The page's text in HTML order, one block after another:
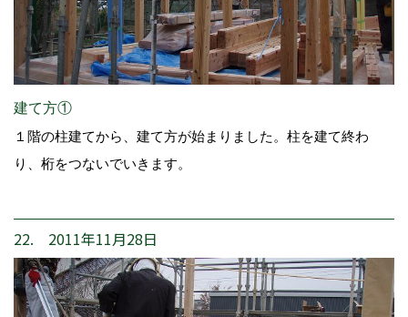
建て方①
１階の柱建てから、建て方が始まりました。柱を建て終わ
り、桁をつないでいきます。
22. 2011年11月28日